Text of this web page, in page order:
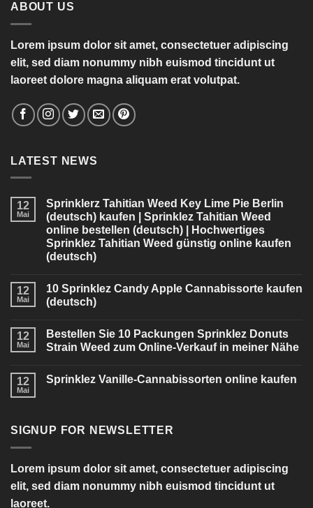
ABOUT US
Lorem ipsum dolor sit amet, consectetuer adipiscing
elit, sed diam nonummy nibh euismod tincidunt ut
laoreet dolore magna aliquam erat volutpat.
LATEST NEWS
12
Mai
Sprinklerz Tahitian Weed Key Lime Pie Berlin
(deutsch) kaufen | Sprinklez Tahitian Weed
online bestellen (deutsch) | Hochwertiges
Sprinklez Tahitian Weed günstig online kaufen
(deutsch)
12
Mai
10 Sprinklez Candy Apple Cannabissorte kaufen
(deutsch)
12
Mai
Bestellen Sie 10 Packungen Sprinklez Donuts
Strain Weed zum Online-Verkauf in meiner Nähe
12
Mai
Sprinklez Vanille-Cannabissorten online kaufen
SIGNUP FOR NEWSLETTER
Lorem ipsum dolor sit amet, consectetuer adipiscing
elit, sed diam nonummy nibh euismod tincidunt ut
laoreet.